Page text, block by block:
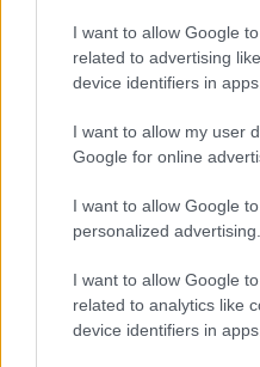
I want to allow Google
related to advertising
device identifiers in apps.
I want to allow my user
Google for online
I want to allow Google
personalized advertising.
I want to allow Google
related to analytics like
device identifiers in apps.
τι είναι η
ότι θα εξάλειφε τον
κατάλαβε πως
«ψευτογιατρό».
γιατρού, η γυναίκα
ακολουθήσει την
είπε οι γιατροί
μπει άμεσα στο
χημειοθεραπείες και